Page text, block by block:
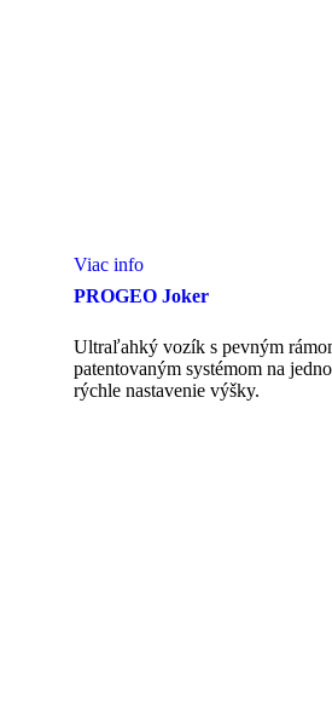
Viac info
PROGEO Joker
Ultraľahký vozík s pevným
patentovaným systémom na
rýchle nastavenie výšky.